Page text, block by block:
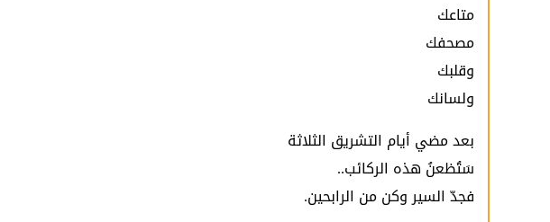
متاعك
مصحفك
وقلبك
ولسانك
بعد مضي أيام التشريق الثلاثة
سَتُظعنُ هذه الركائب..
فجدّ السير وكن من الرابحين.